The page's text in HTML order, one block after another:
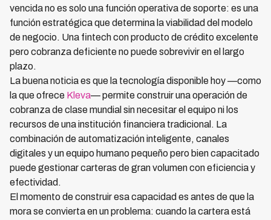
vencida no es solo una función operativa de soporte: es una
función estratégica que determina la viabilidad del modelo
de negocio. Una fintech con producto de crédito excelente
pero cobranza deficiente no puede sobrevivir en el largo
plazo.
La buena noticia es que la tecnología disponible hoy —como
la que ofrece Kleva— permite construir una operación de
cobranza de clase mundial sin necesitar el equipo ni los
recursos de una institución financiera tradicional. La
combinación de automatización inteligente, canales
digitales y un equipo humano pequeño pero bien capacitado
puede gestionar carteras de gran volumen con eficiencia y
efectividad.
El momento de construir esa capacidad es antes de que la
mora se convierta en un problema: cuando la cartera está